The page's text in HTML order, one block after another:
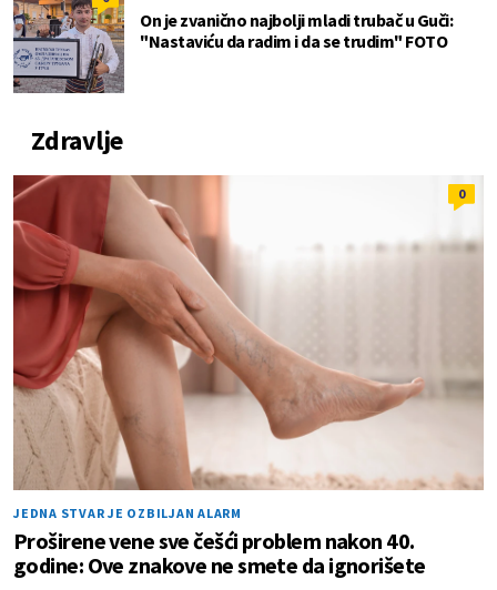
On je zvanično najbolji mladi trubač u Guči:
"Nastaviću da radim i da se trudim" FOTO
Zdravlje
0
JEDNA STVAR JE OZBILJAN ALARM
Proširene vene sve češći problem nakon 40.
godine: Ove znakove ne smete da ignorišete